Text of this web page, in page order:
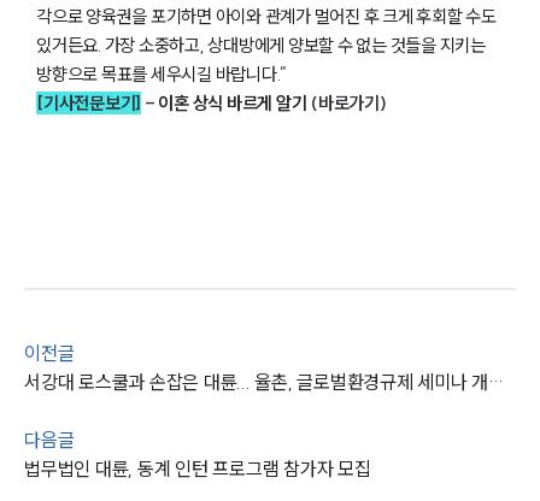
구성원 소개
이혼전문변호사
대륜법률상담예약
각으로 양육권을 포기하면 아이와 관계가 멀어진 후 크게 후회할 수도
있거든요. 가장 소중하고, 상대방에게 양보할 수 없는 것들을 지키는
방향으로 목표를 세우시길 바랍니다.”
[기사전문보기] - 이혼 상식 바르게 알기 (바로가기)
이전글
서강대 로스쿨과 손잡은 대륜... 율촌, 글로벌환경규제 세미나 개최 [로앤비즈 브리핑]
다음글
법무법인 대륜, 동계 인턴 프로그램 참가자 모집